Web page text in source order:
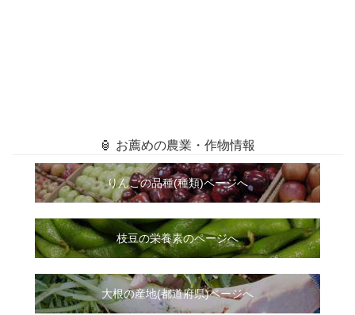
🏮 お薦めの農業・作物情報
りんごの品種(種類)ページへ
枝豆の栄養素のページへ
大根の産地(都道府県)ページへ